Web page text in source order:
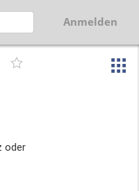
Anmelden
oder